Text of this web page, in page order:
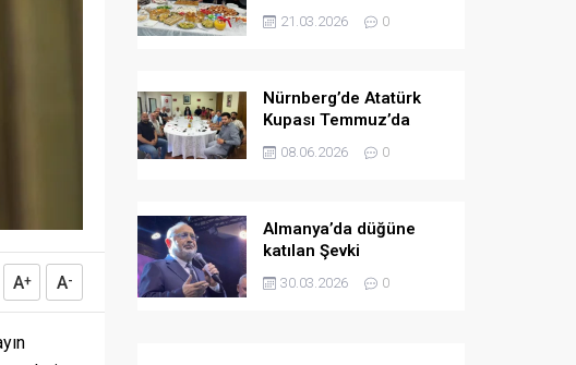
A+ A-
bayramlaşma
programında birlik ve
21.03.2026 0
Nürnberg’de Atatürk
Kupası Temmuz’da
düzenlenecek
08.06.2026 0
Almanya’da düğüne
katılan Şevki
Yılmaz’dan gençlere
evlilik çağrısı:
30.03.2026 0